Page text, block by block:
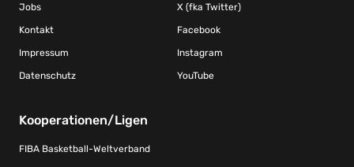
Jobs
Kontakt
Impressum
Datenschutz
X (fka Twitter)
Facebook
Instagram
YouTube
Kooperationen/Ligen
FIBA Basketball-Weltverband